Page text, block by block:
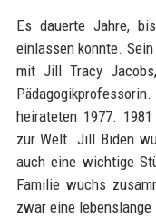
Es dauerte Jahre,
einlassen konnte.
mit Jill Tracy
heirateten 1977.
zur Welt. Jill Biden
auch eine wichtige
Familie wuchs
zwar eine